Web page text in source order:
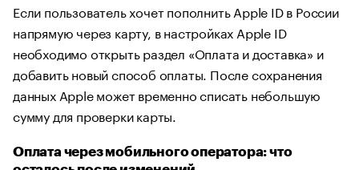
Если пользователь хочет пополнить Apple ID в России
напрямую через карту, в настройках Apple ID
необходимо открыть раздел «Оплата и доставка» и
добавить новый способ оплаты. После сохранения
данных Apple может временно списать небольшую
сумму для проверки карты.
Оплата через мобильного оператора: что